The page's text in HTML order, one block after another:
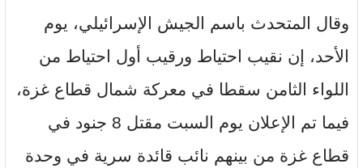
وقال المتحدث باسم الجيش الإسرائيلي، يوم
الأحد، إن نقيب احتياط ورقيب أول احتياط من
اللواء الثامن سقطا في معركة شمال قطاع غزة،
فيما تم الإعلان يوم السبت مقتل 8 جنود في
قطاع غزة من بينهم نائب قائدة سرية في وحدة